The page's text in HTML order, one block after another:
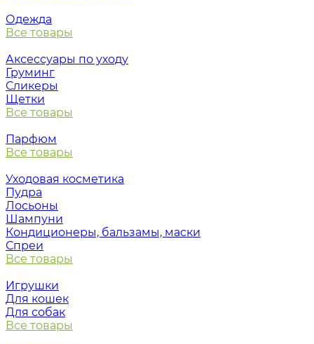
Одежда
Все товары
Аксессуары по уходу
Груминг
Сликеры
Щетки
Все товары
Парфюм
Все товары
Уходовая косметика
Пудра
Лосьоны
Шампуни
Кондиционеры, бальзамы, маски
Спреи
Все товары
Игрушки
Для кошек
Для собак
Все товары